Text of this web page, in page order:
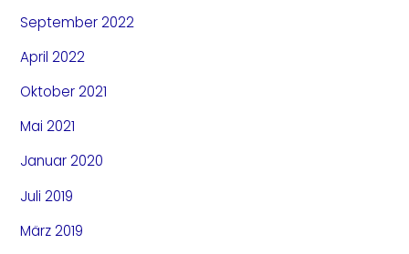
September 2022
April 2022
Oktober 2021
Mai 2021
Januar 2020
Juli 2019
März 2019